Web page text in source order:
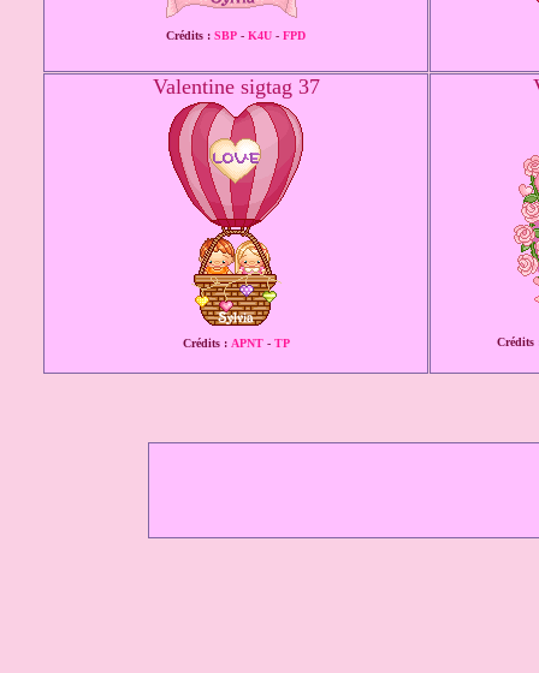
Crédits : SBP - K4U - FPD
Valentine sigtag 37
Crédits : APNT- TP